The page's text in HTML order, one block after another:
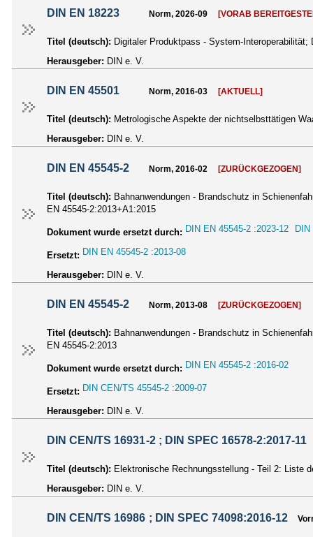
DIN EN 18223 Norm, 2026-09 [VORAB
Titel (deutsch): Digitaler Produktpass - System-
Herausgeber: DIN e. V.
DIN EN 45501 Norm, 2016-03 [AKTUELL]
Titel (deutsch): Metrologische Aspekte der nichtselbsttätigen
Herausgeber: DIN e. V.
DIN EN 45545-2 Norm, 2016-02 [ZURÜCKGEZOGEN]
Titel (deutsch): Bahnanwendungen - Brandschutz in
EN 45545-2:2013+A1:2015
Dokument wurde ersetzt durch: DIN EN 45545-2 :2023-12
Ersetzt: DIN EN 45545-2 :2013-08
Herausgeber: DIN e. V.
DIN EN 45545-2 Norm, 2013-08 [ZURÜCKGEZOGEN]
Titel (deutsch): Bahnanwendungen - Brandschutz in
EN 45545-2:2013
Dokument wurde ersetzt durch: DIN EN 45545-2 :2016-02
Ersetzt: DIN CEN/TS 45545-2 :2009-07
Herausgeber: DIN e. V.
DIN CEN/TS 16931-2 ; DIN SPEC 16578-2:2017-11
Titel (deutsch): Elektronische Rechnungsstellung - Teil 2: Liste
Herausgeber: DIN e. V.
DIN CEN/TS 16986 ; DIN SPEC 74098:2016-12